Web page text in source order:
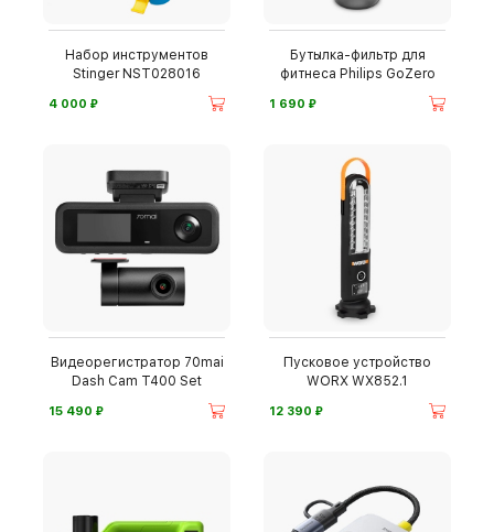
Набор инструментов
Stinger NST028016
4 000 ⃏
Бутылка-фильтр для
фитнеса Philips GoZero
1 690 ⃏
Видеорегистратор 70mai
Dash Cam T400 Set
15 490 ⃏
Пусковое устройство
WORX WX852.1
12 390 ⃏